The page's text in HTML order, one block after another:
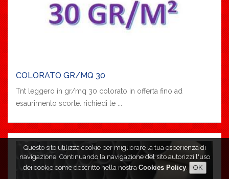
COLORATO GR/MQ 30
Tnt leggero in gr/mq 30 colorato in offerta fino ad
esaurimento scorte. richiedi le ...
Questo sito utilizza cookie per migliorare la tua esperienza di
navigazione. Continuando la navigazione del sito autorizzi l'uso
dei cookie come descritto nella nostra Cookies Policy.